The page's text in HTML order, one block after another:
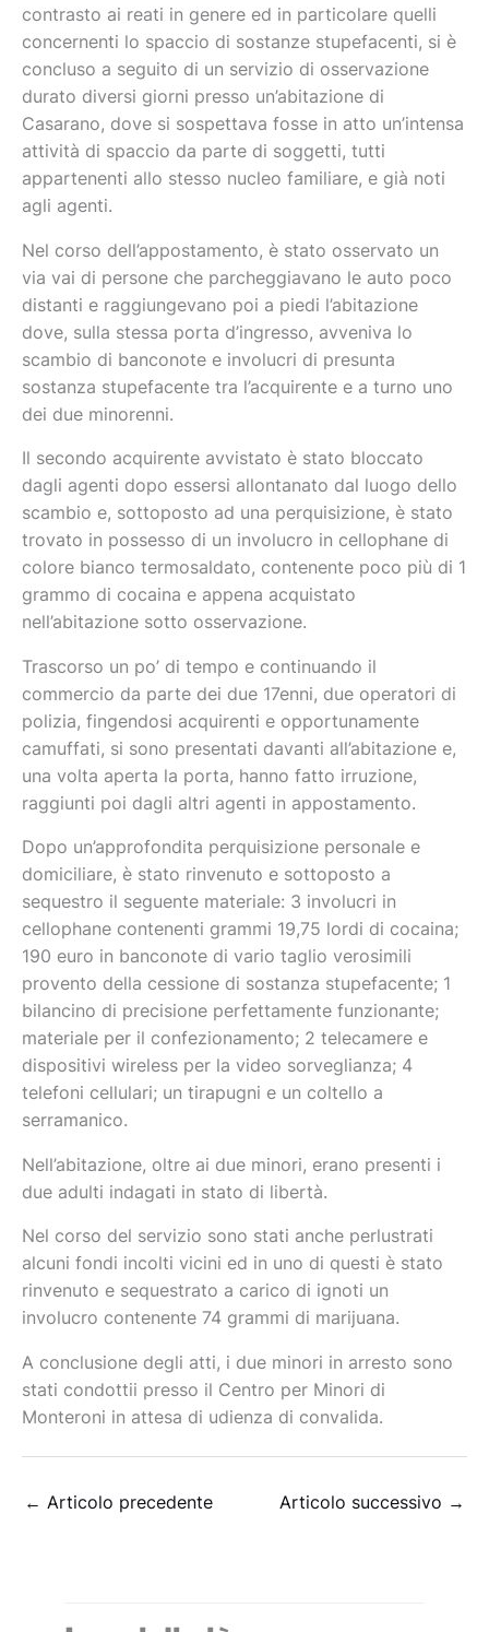
contrasto ai reati in genere ed in particolare quelli
concernenti lo spaccio di sostanze stupefacenti, si è
concluso a seguito di un servizio di osservazione
durato diversi giorni presso un’abitazione di
Casarano, dove si sospettava fosse in atto un’intensa
attività di spaccio da parte di soggetti, tutti
appartenenti allo stesso nucleo familiare, e già noti
agli agenti.
Nel corso dell’appostamento, è stato osservato un
via vai di persone che parcheggiavano le auto poco
distanti e raggiungevano poi a piedi l’abitazione
dove, sulla stessa porta d’ingresso, avveniva lo
scambio di banconote e involucri di presunta
sostanza stupefacente tra l’acquirente e a turno uno
dei due minorenni.
Il secondo acquirente avvistato è stato bloccato
dagli agenti dopo essersi allontanato dal luogo dello
scambio e, sottoposto ad una perquisizione, è stato
trovato in possesso di un involucro in cellophane di
colore bianco termosaldato, contenente poco più di 1
grammo di cocaina e appena acquistato
nell’abitazione sotto osservazione.
Trascorso un po’ di tempo e continuando il
commercio da parte dei due 17enni, due operatori di
polizia, fingendosi acquirenti e opportunamente
camuffati, si sono presentati davanti all’abitazione e,
una volta aperta la porta, hanno fatto irruzione,
raggiunti poi dagli altri agenti in appostamento.
Dopo un’approfondita perquisizione personale e
domiciliare, è stato rinvenuto e sottoposto a
sequestro il seguente materiale: 3 involucri in
cellophane contenenti grammi 19,75 lordi di cocaina;
190 euro in banconote di vario taglio verosimili
provento della cessione di sostanza stupefacente; 1
bilancino di precisione perfettamente funzionante;
materiale per il confezionamento; 2 telecamere e
dispositivi wireless per la video sorveglianza; 4
telefoni cellulari; un tirapugni e un coltello a
serramanico.
Nell’abitazione, oltre ai due minori, erano presenti i
due adulti indagati in stato di libertà.
Nel corso del servizio sono stati anche perlustrati
alcuni fondi incolti vicini ed in uno di questi è stato
rinvenuto e sequestrato a carico di ignoti un
involucro contenente 74 grammi di marijuana.
A conclusione degli atti, i due minori in arresto sono
stati condottii presso il Centro per Minori di
Monteroni in attesa di udienza di convalida.
← Articolo precedente Articolo successivo →